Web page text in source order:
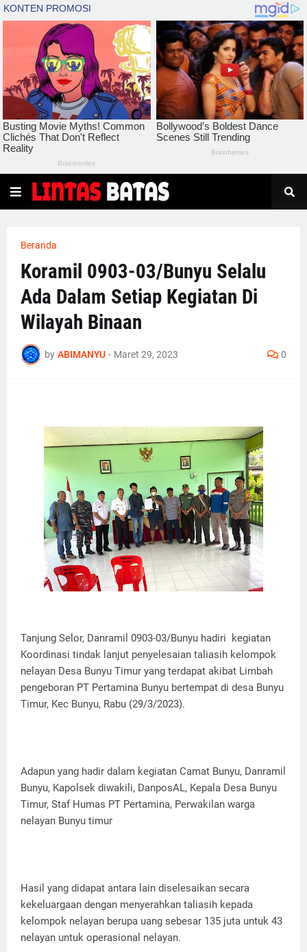
Beranda
Koramil 0903-03/Bunyu Selalu
Ada Dalam Setiap Kegiatan Di
Wilayah Binaan
by ABIMANYU - Maret 29, 2023 0
Tanjung Selor, Danramil 0903-03/Bunyu hadiri kegiatan
Koordinasi tindak lanjut penyelesaian taliasih kelompok
nelayan Desa Bunyu Timur yang terdapat akibat Limbah
pengeboran PT Pertamina Bunyu bertempat di desa Bunyu
Timur, Kec Bunyu, Rabu (29/3/2023).
Adapun yang hadir dalam kegiatan Camat Bunyu, Danramil
Bunyu, Kapolsek diwakili, DanposAL, Kepala Desa Bunyu
Timur, Staf Humas PT Pertamina, Perwakilan warga
nelayan Bunyu timur
Hasil yang didapat antara lain diselesaikan secara
kekeluargaan dengan menyerahkan taliasih kepada
kelompok nelayan berupa uang sebesar 135 juta untuk 43
nelayan untuk operasional nelayan.